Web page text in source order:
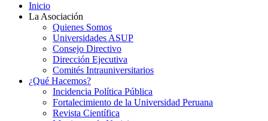
Inicio
La Asociación
Quienes Somos
Universidades ASUP
Consejo Directivo
Dirección Ejecutiva
Comités Intrauniversitarios
¿Qué Hacemos?
Incidencia Política Pública
Fortalecimiento de la Universidad Peruana
Revista Científica